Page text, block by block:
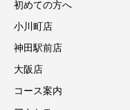
初めての方へ
小川町店
神田駅前店
大阪店
コース案内